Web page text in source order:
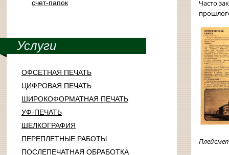
счет-папок
Услуги
ОФСЕТНАЯ ПЕЧАТЬ
ЦИФРОВАЯ ПЕЧАТЬ
ШИРОКОФОРМАТНАЯ ПЕЧАТЬ
УФ-ПЕЧАТЬ
ШЕЛКОГРАФИЯ
ПЕРЕПЛЕТНЫЕ РАБОТЫ
ПОСЛЕПЕЧАТНАЯ ОБРАБОТКА
Часто